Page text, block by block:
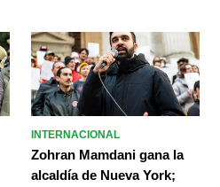
INTERNACIONAL
Zohran Mamdani gana la
alcaldía de Nueva York;